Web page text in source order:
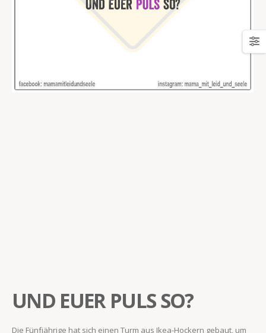
UND EUER PULS SO?
Die Fünfjährige hat sich einen Turm aus Ikea-Hockern gebaut, um